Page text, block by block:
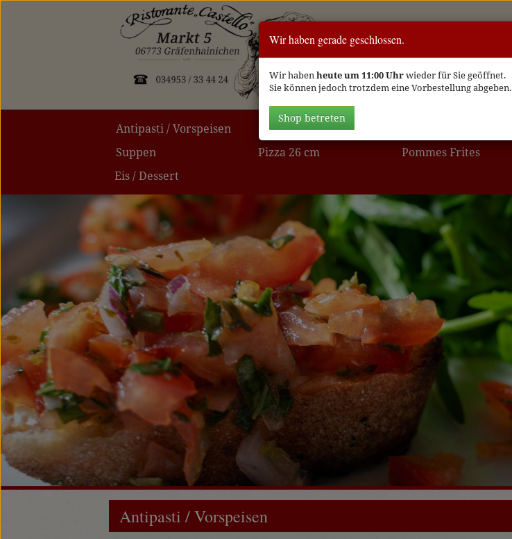
Wir haben gerade geschlossen.
Wir habenheute um 11:00 Uhrwieder für Sie geöffnet.
Sie können jedoch trotzdem eine Vorbestellung abgeben.
Shop betreten
Antipasti / Vorspeisen
Suppen
Salate
Pizza 26 cm
Pommes Frites
Eis / Dessert
Antipasti / Vorspeisen